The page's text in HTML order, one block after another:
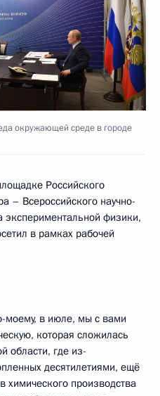
окружающей среде в городе
Российского
– Всероссийского научно-
экспериментальной физики,
в рамках рабочей
моему, в июле, мы с вами
которая сложилась
области, где из-
десятилетиями, ещё
химического производства